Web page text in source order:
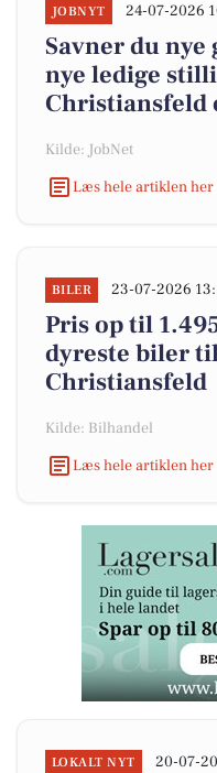
JOBNYT 24-07-2026
Savner du
nye ledige
Christiansfeld
Kilde: JobNet
Læs hele artiklen her
BILER 23-07-2026
Pris op til
dyreste biler
Christiansfeld
Kilde: Bilhandel
Læs hele artiklen her
LOKALT NYT 20-07-